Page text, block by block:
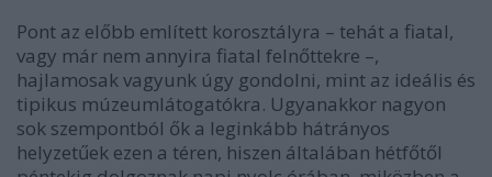
Pont az előbb említett korosztályra – tehát a fiatal,
vagy már nem annyira fiatal felnőttekre –,
hajlamosak vagyunk úgy gondolni, mint az ideális és
tipikus múzeumlátogatókra. Ugyanakkor nagyon
sok szempontból ők a leginkább hátrányos
helyzetűek ezen a téren, hiszen általában hétfőtől